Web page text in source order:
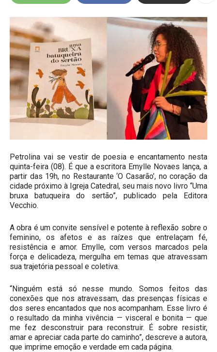
Petrolina vai se vestir de poesia e encantamento nesta
quinta-feira (08). É que a escritora Emylle Novaes lança, a
partir das 19h, no Restaurante ‘O Casarão’, no coração da
cidade próximo à Igreja Catedral, seu mais novo livro “Uma
bruxa batuqueira do sertão”, publicado pela Editora
Vecchio.
A obra é um convite sensível e potente à reflexão sobre o
feminino, os afetos e as raízes que entrelaçam fé,
resistência e amor. Emylle, com versos marcados pela
força e delicadeza, mergulha em temas que atravessam
sua trajetória pessoal e coletiva.
“Ninguém está só nesse mundo. Somos feitos das
conexões que nos atravessam, das presenças físicas e
dos seres encantados que nos acompanham. Esse livro é
o resultado da minha vivência — visceral e bonita — que
me fez desconstruir para reconstruir. É sobre resistir,
amar e apreciar cada parte do caminho”, descreve a autora,
que imprime emoção e verdade em cada página.